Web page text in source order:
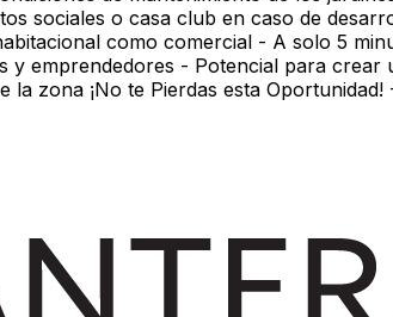
sociales o casa club en caso de
como comercial - A solo 5
emprendedores - Potencial para
zona ¡No te Pierdas esta